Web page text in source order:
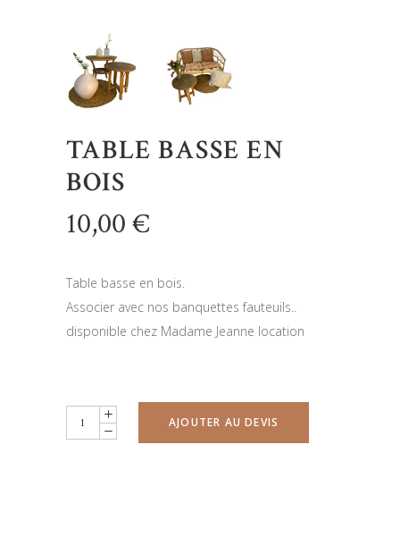
TABLE BASSE EN
BOIS
10,00€
Table basse en bois.
Associer avec nos banquettes fauteuils..
disponible chez Madame Jeanne location
Table
basse
AJOUTER AU DEVIS